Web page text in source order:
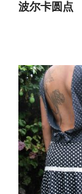
波尔卡圆点